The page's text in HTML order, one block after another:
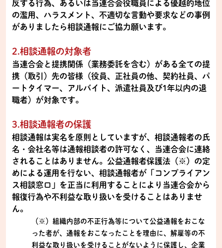
反する行為、あるいは当連合会役職員による優越的地位
の濫用、ハラスメント、不適切な言動や要求などの事例
がありましたら相談通報にご協力願います。
2.相談通報の対象者
当連合会と提携関係（業務委託を含む）がある全ての提
携（取引）先の皆様（役員、正社員の他、契約社員、パ
ートタイマー、アルバイト、派遣社員及び1年以内の退
職者）が対象です。
3.相談通報者の保護
相談通報は実名を原則としていますが、相談通報者の氏
名・会社名等は通報相談者の許可なく、当連合会に連絡
されることはありません。公益通報者保護法（※）の定
めによる運用を行ない、相談通報者が「コンプライアン
ス相談窓口」を正当に利用することにより当連合会から
報復行為や不利益な取り扱いを受けることはありませ
ん。
（※）組織内部の不正行為等について公益通報をおこな
った者が、通報をおこなったことを理由に、解雇等の不
利益な取り扱いを受けることがないように保護し、企業